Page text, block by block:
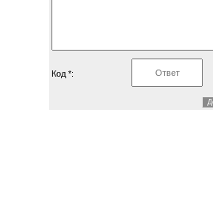
Код *: